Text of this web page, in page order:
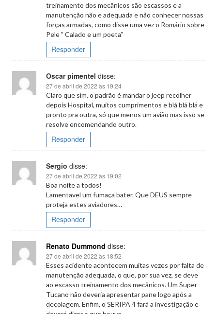
treinamento dos mecânicos são escassos e a
manutenção não e adequada e não conhecer nossas
forças armadas, como disse uma vez o Romário sobre
Pele ” Calado e um poeta”
Responder
Oscar pimentel disse:
27 de abril de 2022 às 19:24
Claro que sim, o padrão é mandar o jeep recolher
depois Hospital, muitos cumprimentos e blá blá blá e
pronto pra outra, só que menos um avião mas isso se
resolve encomendando outro.
Responder
Sergio disse:
27 de abril de 2022 às 19:02
Boa noite a todos!
Lamentavel um fumaça bater. Que DEUS sempre
proteja estes aviadores…
Responder
Renato Dummond disse:
27 de abril de 2022 às 18:52
Esses acidente acontecem muitas vezes por falta de
manutenção adequada, o que, por sua vez, se deve
ao escasso treinamento dos mecânicos. Um Super
Tucano não deveria apresentar pane logo após a
decolagem. Enfim, o SERIPA 4 fará a investigação e